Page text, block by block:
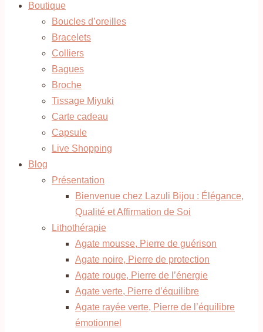
Boutique
Boucles d’oreilles
Bracelets
Colliers
Bagues
Broche
Tissage Miyuki
Carte cadeau
Capsule
Live Shopping
Blog
Présentation
Bienvenue chez Lazuli Bijou : Élégance,
Qualité et Affirmation de Soi
Lithothérapie
Agate mousse, Pierre de guérison
Agate noire, Pierre de protection
Agate rouge, Pierre de l’énergie
Agate verte, Pierre d’équilibre
Agate rayée verte, Pierre de l’équilibre
émotionnel